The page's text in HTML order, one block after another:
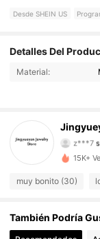
Desde SHEIN US
Detalles Del
Material:
4.63
z***7
4.63
4.63
4.63
15K+
muy bonito (30)
También Podría